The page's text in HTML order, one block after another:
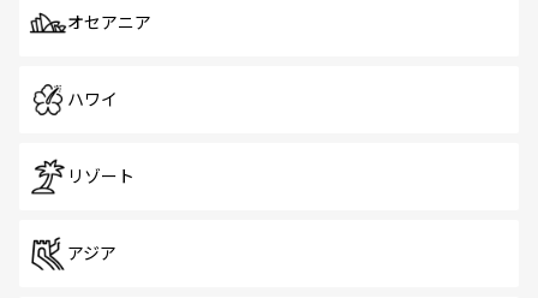
オセアニア
ハワイ
リゾート
アジア